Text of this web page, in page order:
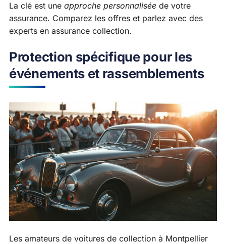
La clé est une approche personnalisée de votre
assurance. Comparez les offres et parlez avec des
experts en assurance collection.
Protection spécifique pour les
événements et rassemblements
Les amateurs de voitures de collection à Montpellier